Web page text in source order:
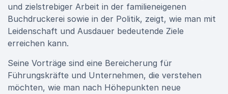
und zielstrebiger Arbeit in der familieneigenen
Buchdruckerei sowie in der Politik, zeigt, wie man mit
Leidenschaft und Ausdauer bedeutende Ziele
erreichen kann.
Seine Vorträge sind eine Bereicherung für
Führungskräfte und Unternehmen, die verstehen
möchten, wie man nach Höhepunkten neue